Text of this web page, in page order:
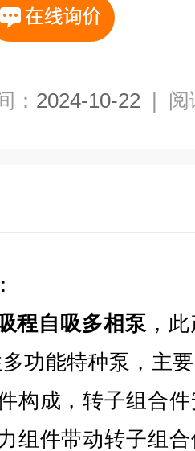
： 2024-10-22 | 阅
程自吸多相泵，此
功能特种泵，主
构成，转子组合
组件带动转子组